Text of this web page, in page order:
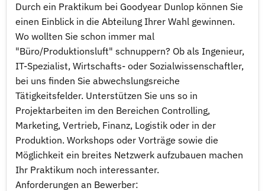
Durch ein Praktikum bei Goodyear Dunlop können Sie
einen Einblick in die Abteilung Ihrer Wahl gewinnen.
Wo wollten Sie schon immer mal
"Büro/Produktionsluft" schnuppern? Ob als Ingenieur,
IT-Spezialist, Wirtschafts- oder Sozialwissenschaftler,
bei uns finden Sie abwechslungsreiche
Tätigkeitsfelder. Unterstützen Sie uns so in
Projektarbeiten im den Bereichen Controlling,
Marketing, Vertrieb, Finanz, Logistik oder in der
Produktion. Workshops oder Vorträge sowie die
Möglichkeit ein breites Netzwerk aufzubauen machen
Ihr Praktikum noch interessanter.
Anforderungen an Bewerber: